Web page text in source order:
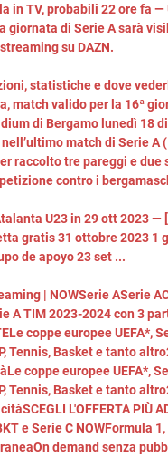
TV, probabili 22 ore fa —
giornata di Serie A sarà
su DAZN.
statistiche e dove
match valido per la 16ª
di Bergamo lunedì 18
match di Serie A
raccolto tre pareggi e
contro i
U23 in 29 ott 2023 —
gratis 31 ottobre 2023 1
de apoyo 23 set ...
| NOWSerie ASerie
A TIM 2023-2024 con 3
coppe europee UEFA*,
Tennis, Basket e tanto
coppe europee UEFA*,
Tennis, Basket e tanto
L'OFFERTA PIÙ
e Serie C NOWFormula
demand senza